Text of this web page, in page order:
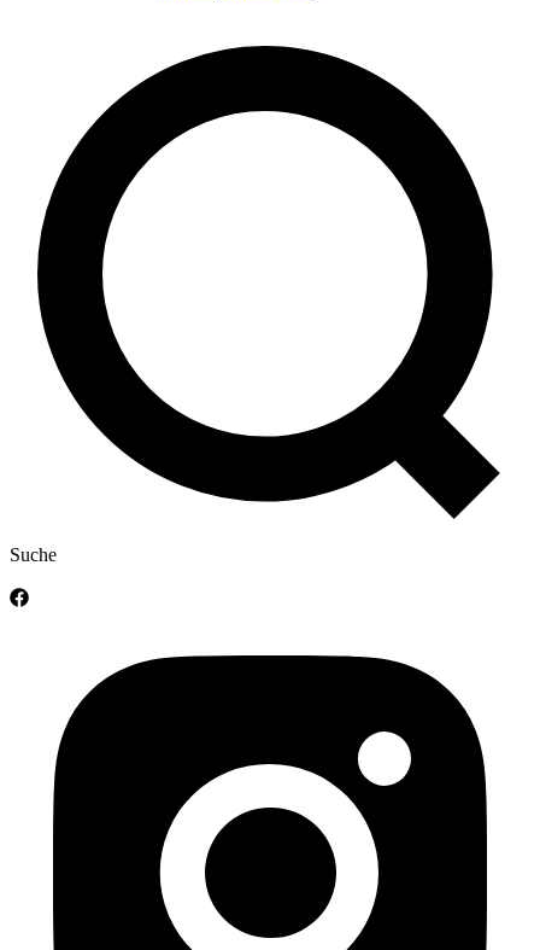
Suche